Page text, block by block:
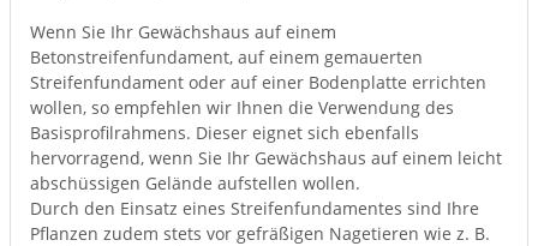
Wenn Sie Ihr Gewächshaus auf einem
Betonstreifenfundament, auf einem gemauerten
Streifenfundament oder auf einer Bodenplatte errichten
wollen, so empfehlen wir Ihnen die Verwendung des
Basisprofilrahmens. Dieser eignet sich ebenfalls
hervorragend, wenn Sie Ihr Gewächshaus auf einem leicht
abschüssigen Gelände aufstellen wollen.
Durch den Einsatz eines Streifenfundamentes sind Ihre
Pflanzen zudem stets vor gefräßigen Nagetieren wie z. B.